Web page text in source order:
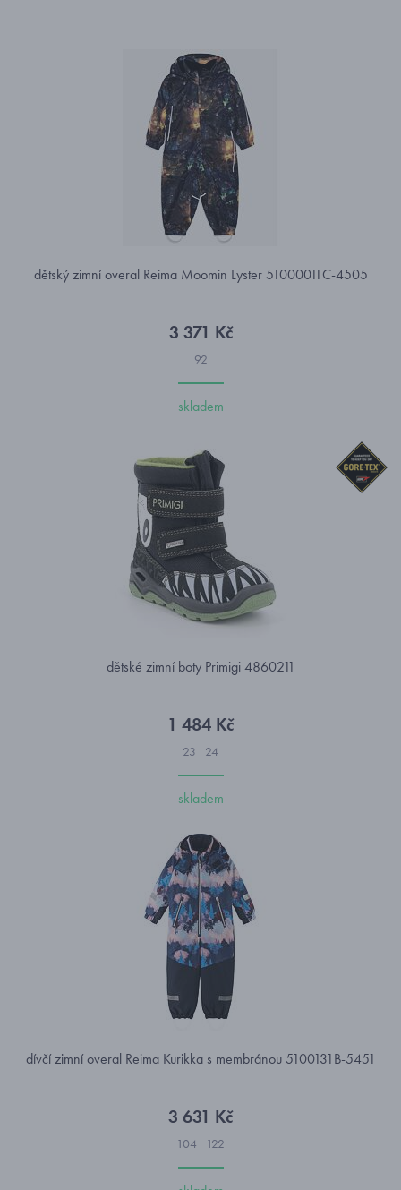
dětský zimní overal Reima Moomin Lyster 51000011C-4505
3 371 Kč
92
skladem
dětské zimní boty Primigi 4860211
1 484 Kč
23 24
skladem
dívčí zimní overal Reima Kurikka s membránou 5100131B-5451
3 631 Kč
104 122